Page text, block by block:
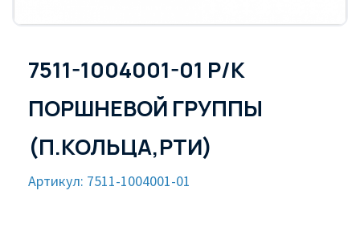
7511-1004001-01 Р/К
ПОРШНЕВОЙ ГРУППЫ
(П.КОЛЬЦА,РТИ)
Артикул: 7511-1004001-01